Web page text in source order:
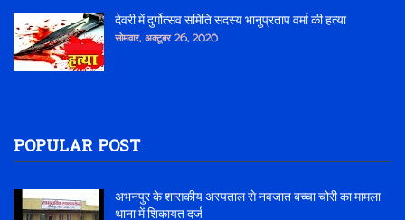
देवरी में दुर्गोत्सव समिति सदस्य भानुप्रताप वर्मा की हत्या
सोमवार, अक्टूबर 26, 2020
POPULAR POST
अभनपुर के शासकीय अस्पताल से नवजात बच्चा चोरी का मामला
थाना में शिकायत दर्ज